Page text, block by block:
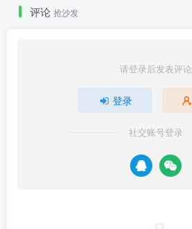
评论 抢沙发
请登录后发表评论
登录
社交账号登录